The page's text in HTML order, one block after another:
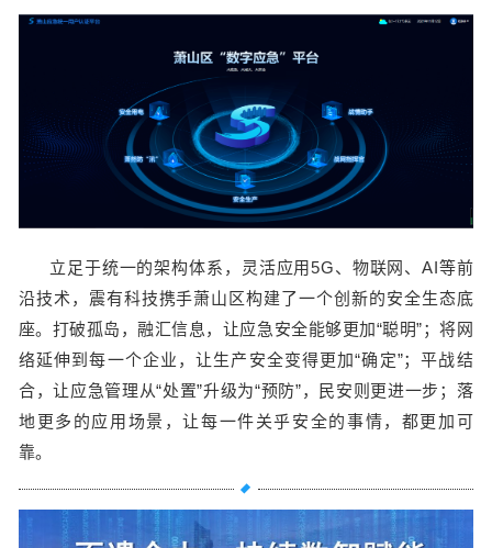
立足于统一的架构体系，灵活应用5G、物联网、AI等前
沿技术，震有科技携手萧山区构建了一个创新的安全生态底
座。打破孤岛，融汇信息，让应急安全能够更加“聪明”；将网
络延伸到每一个企业，让生产安全变得更加“确定”；平战结
合，让应急管理从“处置”升级为“预防”，民安则更进一步；落
地更多的应用场景，让每一件关乎安全的事情，都更加可
靠。